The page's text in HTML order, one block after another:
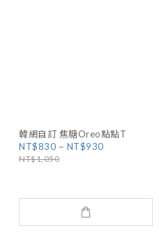
韓網自訂 焦糖Oreo點點T
NT$830 ~ NT$930
NT$1,050